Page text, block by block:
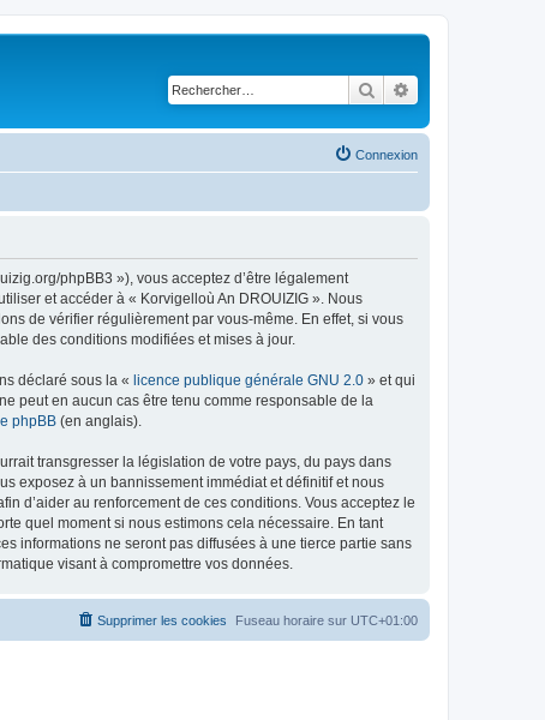
Rechercher
Connexion
phpBB3 »), vous acceptez d’être légalement
et accéder à « Korvigelloù An DROUIZIG ». Nous
de vérifier régulièrement par vous-même. En effet, si vous
des conditions modifiées et mises à jour.
déclaré sous la « licence publique générale GNU 2.0 » et qui
peut en aucun cas être tenu comme responsable de la
phpBB (en anglais).
transgresser la législation de votre pays, du pays dans
exposez à un bannissement immédiat et définitif et nous
d’aider au renforcement de ces conditions. Vous acceptez le
quel moment si nous estimons cela nécessaire. En tant
informations ne seront pas diffusées à une tierce partie sans
visant à compromettre vos données.
Fuseau horaire sur UTC+01:00
Supprimer les cookies